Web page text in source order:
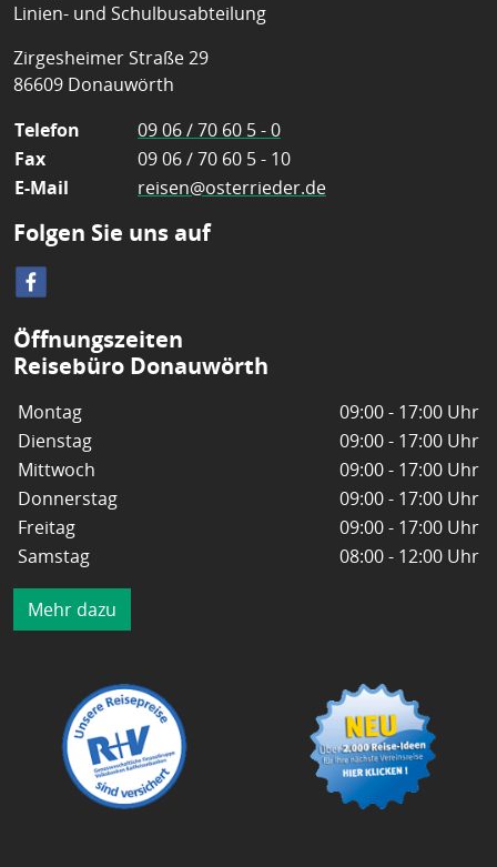
Linien- und Schulbusabteilung
Zirgesheimer Straße 29
86609 Donauwörth
Telefon
09 06 / 70 60 5 - 0
Fax
09 06 / 70 60 5 - 10
E-Mail
reisen@osterrieder.de
Folgen Sie uns auf
Öffnungszeiten
Reisebüro Donauwörth
Montag
09:00 - 17:00 Uhr
Dienstag
09:00 - 17:00 Uhr
Mittwoch
09:00 - 17:00 Uhr
Donnerstag
09:00 - 17:00 Uhr
Freitag
09:00 - 17:00 Uhr
Samstag
08:00 - 12:00 Uhr
Mehr dazu